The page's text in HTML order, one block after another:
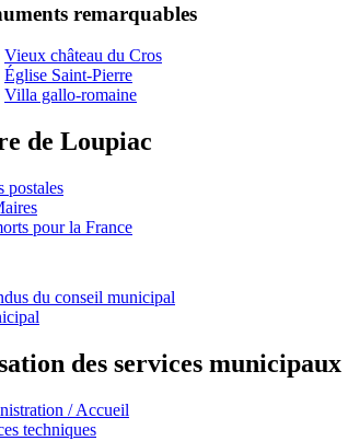
remarquables
Vieux château du Cros
Église Saint-Pierre
Villa gallo-romaine
de Loupiac
postales
pour la France
du conseil municipal
des services municipaux
/ Accueil
techniques